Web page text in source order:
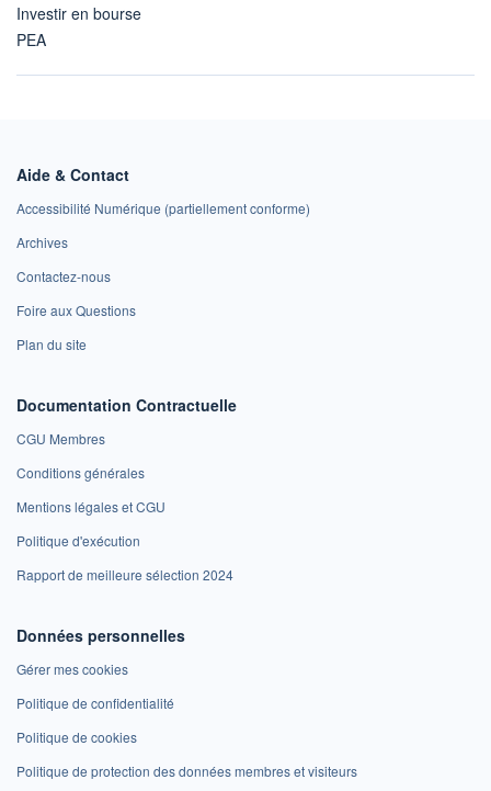
Investir en bourse
PEA
Aide & Contact
Accessibilité Numérique (partiellement conforme)
Archives
Contactez-nous
Foire aux Questions
Plan du site
Documentation Contractuelle
CGU Membres
Conditions générales
Mentions légales et CGU
Politique d'exécution
Rapport de meilleure sélection 2024
Données personnelles
Gérer mes cookies
Politique de confidentialité
Politique de cookies
Politique de protection des données membres et visiteurs